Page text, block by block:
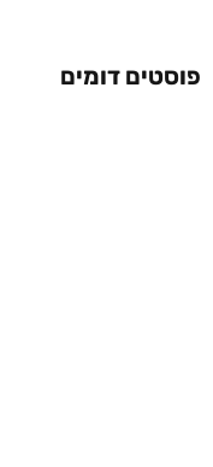
פוסטים דומים